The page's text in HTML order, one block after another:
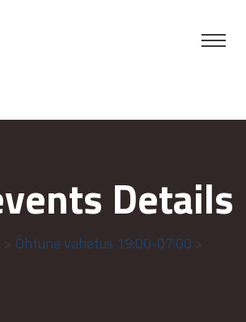
Details
Õhtune vahetus 19:00-07:00